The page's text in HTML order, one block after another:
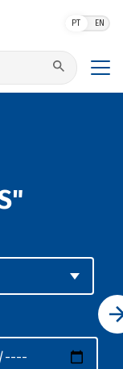
PT EN